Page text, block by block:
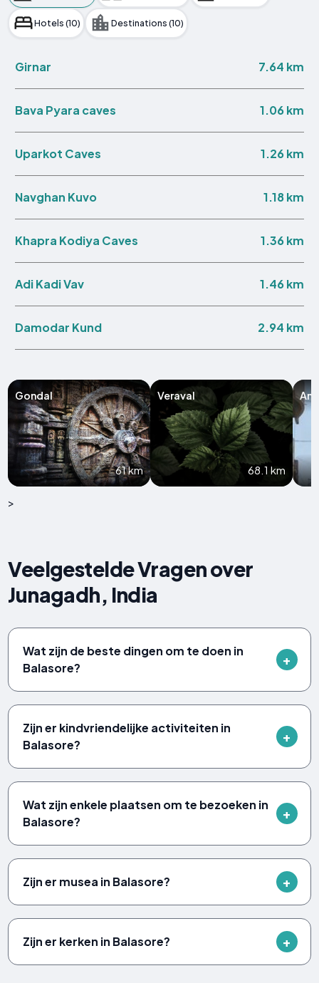
Hotels (10) Destinations (10)
Girnar 7.64 km
Bava Pyara caves 1.06 km
Uparkot Caves 1.26 km
Navghan Kuvo 1.18 km
Khapra Kodiya Caves 1.36 km
Adi Kadi Vav 1.46 km
Damodar Kund 2.94 km
Gondal
61 km
Veraval
68.1 km
>
Veelgestelde Vragen over
Junagadh, India
Wat zijn de beste dingen om te doen in
Balasore?
Zijn er kindvriendelijke activiteiten in
Balasore?
Wat zijn enkele plaatsen om te bezoeken in
Balasore?
Zijn er musea in Balasore?
Zijn er kerken in Balasore?